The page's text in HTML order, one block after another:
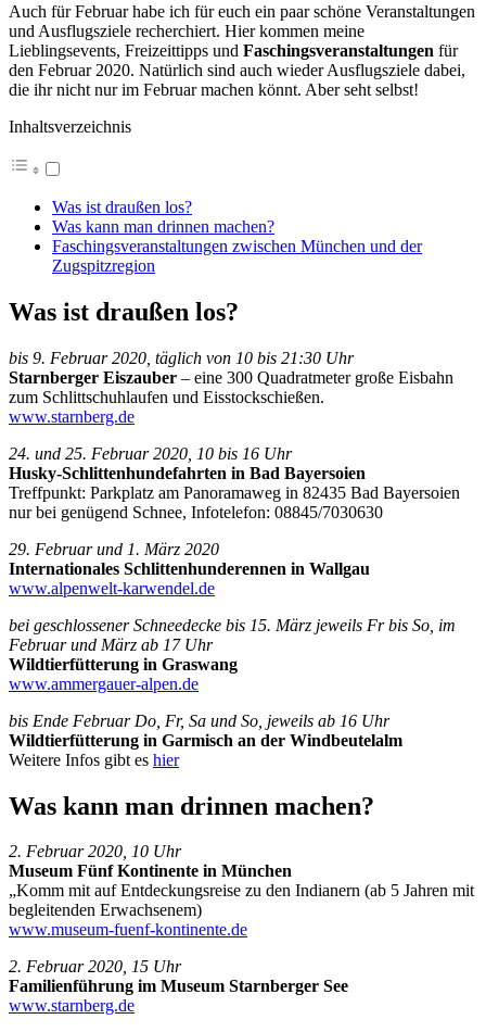
Auch für Februar habe ich für euch ein paar schöne Veranstaltungen
und Ausflugsziele recherchiert. Hier kommen meine
Lieblingsevents, Freizeittipps und Faschingsveranstaltungen für
den Februar 2020. Natürlich sind auch wieder Ausflugsziele dabei,
die ihr nicht nur im Februar machen könnt. Aber seht selbst!
Inhaltsverzeichnis
Was ist draußen los?
Was kann man drinnen machen?
Faschingsveranstaltungen zwischen München und der
Zugspitzregion
Was ist draußen los?
bis 9. Februar 2020, täglich von 10 bis 21:30 Uhr
Starnberger Eiszauber – eine 300 Quadratmeter große Eisbahn
zum Schlittschuhlaufen und Eisstockschießen.
www.starnberg.de
24. und 25. Februar 2020, 10 bis 16 Uhr
Husky-Schlittenhundefahrten in Bad Bayersoien
Treffpunkt: Parkplatz am Panoramaweg in 82435 Bad Bayersoien
nur bei genügend Schnee, Infotelefon: 08845/7030630
29. Februar und 1. März 2020
Internationales Schlittenhunderennen in Wallgau
www.alpenwelt-karwendel.de
bei geschlossener Schneedecke bis 15. März jeweils Fr bis So, im
Februar und März ab 17 Uhr
Wildtierfütterung in Graswang
www.ammergauer-alpen.de
bis Ende Februar Do, Fr, Sa und So, jeweils ab 16 Uhr
Wildtierfütterung in Garmisch an der Windbeutelalm
Weitere Infos gibt es hier
Was kann man drinnen machen?
2. Februar 2020, 10 Uhr
Museum Fünf Kontinente in München
„Komm mit auf Entdeckungsreise zu den Indianern (ab 5 Jahren mit
begleitenden Erwachsenem)
www.museum-fuenf-kontinente.de
2. Februar 2020, 15 Uhr
Familienführung im Museum Starnberger See
www.starnberg.de